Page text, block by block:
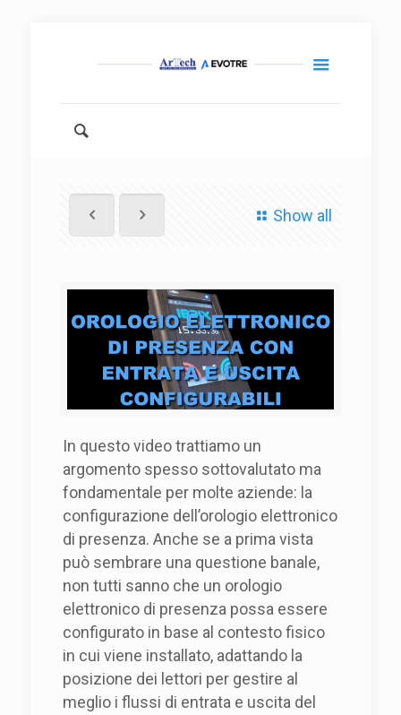
Show all
In questo video trattiamo un
argomento spesso sottovalutato ma
fondamentale per molte aziende: la
configurazione dell’orologio elettronico
di presenza. Anche se a prima vista
può sembrare una questione banale,
non tutti sanno che un orologio
elettronico di presenza possa essere
configurato in base al contesto fisico
in cui viene installato, adattando la
posizione dei lettori per gestire al
meglio i flussi di entrata e uscita del